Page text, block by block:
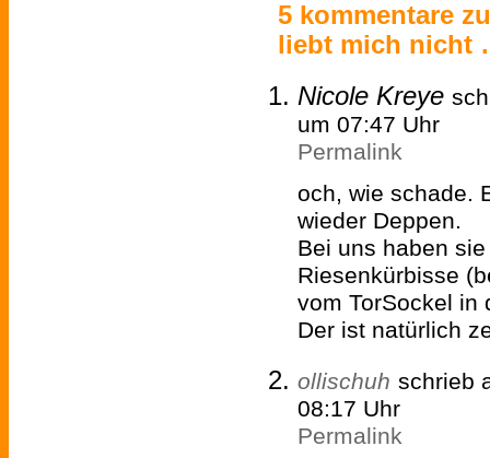
5 kommentare
liebt mich nicht
Nicole Kreye
um 07:47 Uhr
Permalink
och, wie schade.
wieder Deppen.
Bei uns haben
Riesenkürbisse
vom TorSockel in
Der ist natürlich
ollischuh schrieb
08:17 Uhr
Permalink